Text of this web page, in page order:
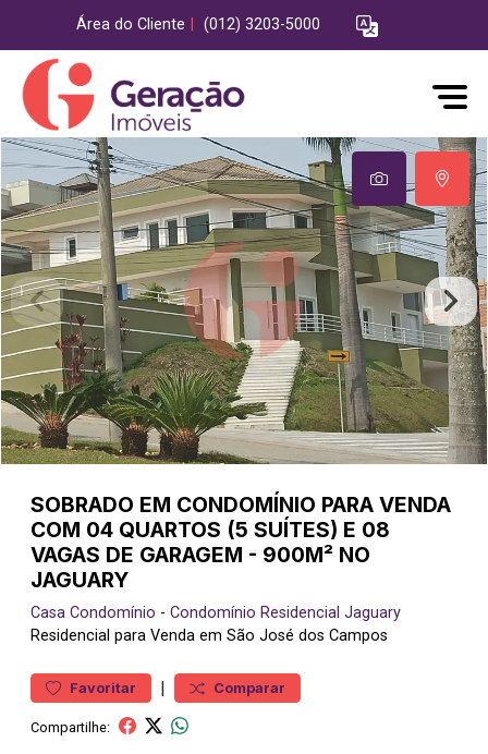
Área do Cliente (012) 3203-5000
SOBRADO EM CONDOMÍNIO PARA VENDA
COM 04 QUARTOS (5 SUÍTES) E 08
VAGAS DE GARAGEM - 900M² NO
JAGUARY
Casa Condomínio - Condomínio Residencial Jaguary
Residencial para Venda em São José dos Campos
Favoritar | Comparar
Compartilhe: